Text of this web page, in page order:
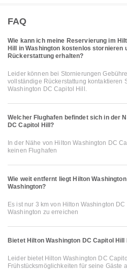
FAQ
Wie kann ich meine Reservierung im
Hill in Washington kostenlos stornieren
Rückerstattung erhalten?
Leider können bei Stornierungen
vollständige Rückerstattung kontaktieren
Washington DC Capitol Hill.
Welcher Flughafen befindet sich in der
DC Capitol Hill?
In der Nähe von Hilton Washington DC
keinen Flughafen
Wie weit entfernt liegt Hilton
Washington?
Es ist nur 3 km von Hilton Washington
Washington zu erreichen
Bietet Hilton Washington DC Capitol
Leider bietet Hilton Washington DC
Frühstücksmöglichkeiten für seine Gäste